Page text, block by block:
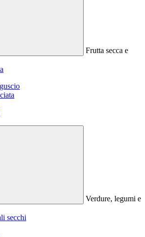
Frutta secca e
Verdure, legumi e
secchi